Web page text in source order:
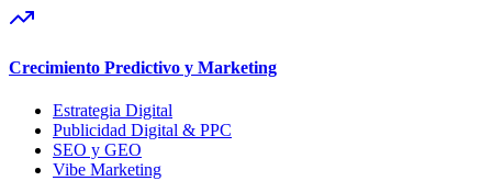
Crecimiento Predictivo y Marketing
Estrategia Digital
Publicidad Digital & PPC
SEO y GEO
Vibe Marketing